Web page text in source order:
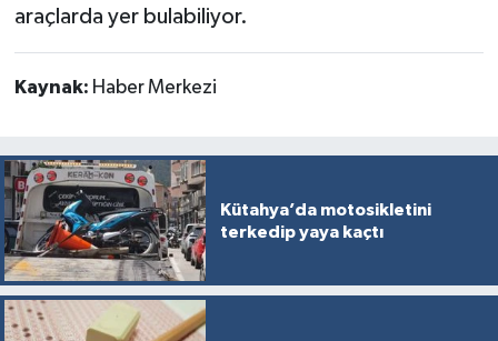
araçlarda yer bulabiliyor.
Kaynak: Haber Merkezi
Kütahya’da motosikletini
terkedip yaya kaçtı